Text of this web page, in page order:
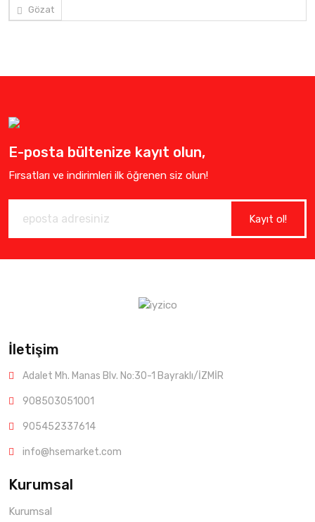
Gözat
E-posta bültenize kayıt olun,
Fırsatları ve indirimleri ilk öğrenen siz olun!
Kayıt ol!
İletişim
Adalet Mh. Manas Blv. No:30-1 Bayraklı/İZMİR
908503051001
905452337614
info@hsemarket.com
Kurumsal
Kurumsal